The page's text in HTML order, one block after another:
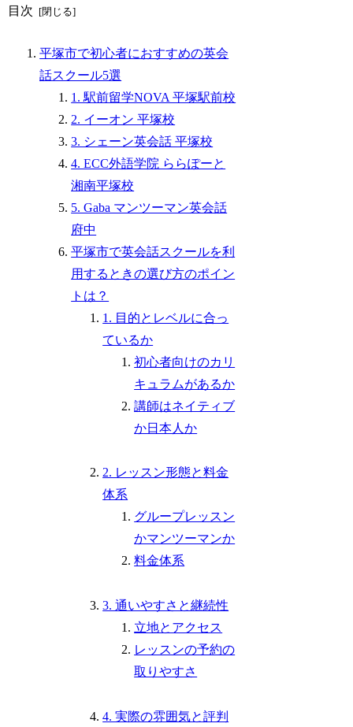
目次
平塚市で初心者におすすめの英会
話スクール5選
1. 駅前留学NOVA 平塚駅前校
2. イーオン 平塚校
3. シェーン英会話 平塚校
4. ECC外語学院 ららぽーと
湘南平塚校
5. Gaba マンツーマン英会話
府中
平塚市で英会話スクールを利
用するときの選び方のポイン
トは？
1. 目的とレベルに合っ
ているか
初心者向けのカリ
キュラムがあるか
講師はネイティブ
か日本人か
2. レッスン形態と料金
体系
グループレッスン
かマンツーマンか
料金体系
3. 通いやすさと継続性
立地とアクセス
レッスンの予約の
取りやすさ
4. 実際の雰囲気と評判